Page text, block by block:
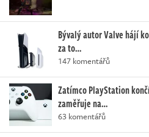
Bývalý autor Valve hájí
za to…
147 komentářů
Zatímco PlayStation
zaměřuje na…
63 komentářů